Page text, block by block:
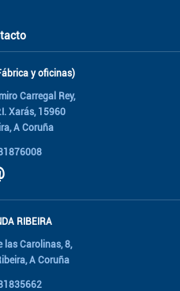
y oficinas)
Carregal Rey,
Xarás, 15960
A Coruña
RIBEIRA
las Carolinas, 8,
A Coruña